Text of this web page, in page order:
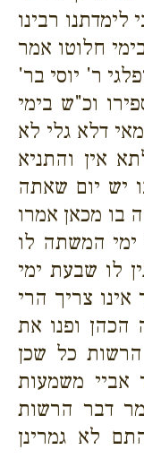
לימדתנו רבינו
חלוטו אמר
ר' יוסי בר'
וכ"ש בימי
דלא גלי לא
אין והתניא
יש יום שאתה
בו מכאן אמרו
ימי המשתה לו
לו שבעת ימי
צריך הרי
הכהן ופנו את
כל שכן
אביי משמעות
דבר הרשות
לא גמרינן